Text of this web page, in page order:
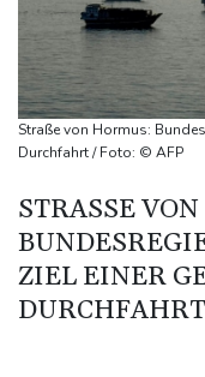
Waldbrand in
20.000 Menschen
Dobrindt will
ausbauen
Iran bekräftigt harte
Gewalt überschattet
Basketball-WM:
Straße von Hormus:
Durchfahrt / Foto: © AFP
STRASSE VON
IEL EINER
URCHFAHRT